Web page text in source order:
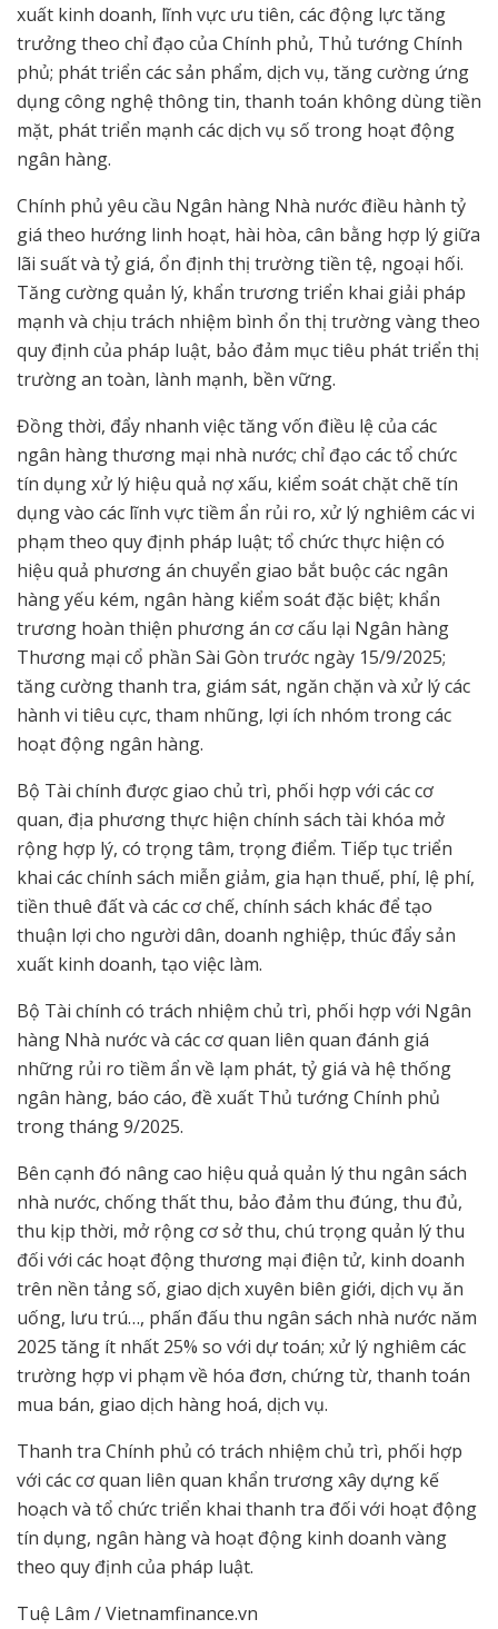
xuất kinh doanh, lĩnh vực ưu tiên, các động lực tăng
trưởng theo chỉ đạo của Chính phủ, Thủ tướng Chính
phủ; phát triển các sản phẩm, dịch vụ, tăng cường ứng
dụng công nghệ thông tin, thanh toán không dùng tiền
mặt, phát triển mạnh các dịch vụ số trong hoạt động
ngân hàng.
Chính phủ yêu cầu Ngân hàng Nhà nước điều hành tỷ
giá theo hướng linh hoạt, hài hòa, cân bằng hợp lý giữa
lãi suất và tỷ giá, ổn định thị trường tiền tệ, ngoại hối.
Tăng cường quản lý, khẩn trương triển khai giải pháp
mạnh và chịu trách nhiệm bình ổn thị trường vàng theo
quy định của pháp luật, bảo đảm mục tiêu phát triển thị
trường an toàn, lành mạnh, bền vững.
Đồng thời, đẩy nhanh việc tăng vốn điều lệ của các
ngân hàng thương mại nhà nước; chỉ đạo các tổ chức
tín dụng xử lý hiệu quả nợ xấu, kiểm soát chặt chẽ tín
dụng vào các lĩnh vực tiềm ẩn rủi ro, xử lý nghiêm các vi
phạm theo quy định pháp luật; tổ chức thực hiện có
hiệu quả phương án chuyển giao bắt buộc các ngân
hàng yếu kém, ngân hàng kiểm soát đặc biệt; khẩn
trương hoàn thiện phương án cơ cấu lại Ngân hàng
Thương mại cổ phần Sài Gòn trước ngày 15/9/2025;
tăng cường thanh tra, giám sát, ngăn chặn và xử lý các
hành vi tiêu cực, tham nhũng, lợi ích nhóm trong các
hoạt động ngân hàng.
Bộ Tài chính được giao chủ trì, phối hợp với các cơ
quan, địa phương thực hiện chính sách tài khóa mở
rộng hợp lý, có trọng tâm, trọng điểm. Tiếp tục triển
khai các chính sách miễn giảm, gia hạn thuế, phí, lệ phí,
tiền thuê đất và các cơ chế, chính sách khác để tạo
thuận lợi cho người dân, doanh nghiệp, thúc đẩy sản
xuất kinh doanh, tạo việc làm.
Bộ Tài chính có trách nhiệm chủ trì, phối hợp với Ngân
hàng Nhà nước và các cơ quan liên quan đánh giá
những rủi ro tiềm ẩn về lạm phát, tỷ giá và hệ thống
ngân hàng, báo cáo, đề xuất Thủ tướng Chính phủ
trong tháng 9/2025.
Bên cạnh đó nâng cao hiệu quả quản lý thu ngân sách
nhà nước, chống thất thu, bảo đảm thu đúng, thu đủ,
thu kịp thời, mở rộng cơ sở thu, chú trọng quản lý thu
đối với các hoạt động thương mại điện tử, kinh doanh
trên nền tảng số, giao dịch xuyên biên giới, dịch vụ ăn
uống, lưu trú…, phấn đấu thu ngân sách nhà nước năm
2025 tăng ít nhất 25% so với dự toán; xử lý nghiêm các
trường hợp vi phạm về hóa đơn, chứng từ, thanh toán
mua bán, giao dịch hàng hoá, dịch vụ.
Thanh tra Chính phủ có trách nhiệm chủ trì, phối hợp
với các cơ quan liên quan khẩn trương xây dựng kế
hoạch và tổ chức triển khai thanh tra đối với hoạt động
tín dụng, ngân hàng và hoạt động kinh doanh vàng
theo quy định của pháp luật.
Tuệ Lâm / Vietnamfinance.vn